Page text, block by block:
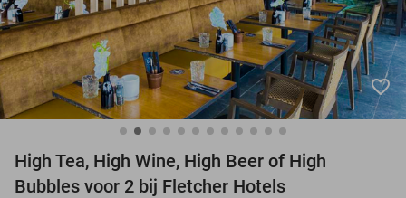
favorite_border
High Tea, High Wine, High Beer of High
Bubbles voor 2 bij Fletcher Hotels